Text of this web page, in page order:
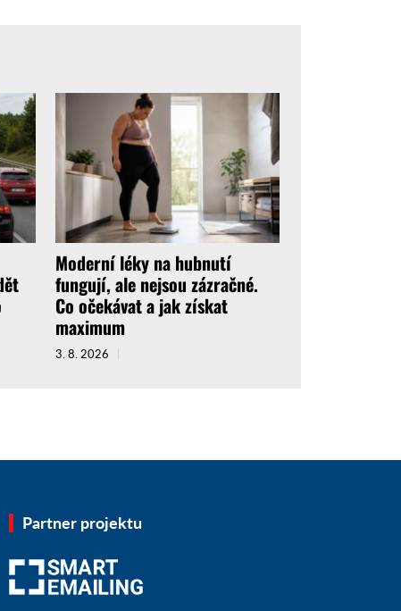
Moderní léky na hubnutí
fungují, ale nejsou zázračné.
Co očekávat a jak získat
maximum
3. 8. 2026
Partner projektu